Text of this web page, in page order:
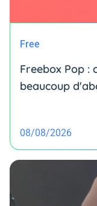
Free
Freebox Pop :
beaucoup
08/08/2026